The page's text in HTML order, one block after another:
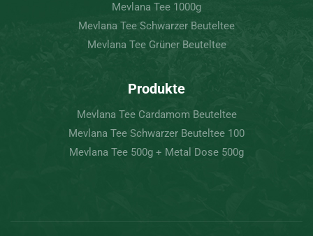
Mevlana Tee 1000g
Mevlana Tee Schwarzer Beuteltee
Mevlana Tee Grüner Beuteltee
Produkte
Mevlana Tee Cardamom Beuteltee
Mevlana Tee Schwarzer Beuteltee 100
Mevlana Tee 500g + Metal Dose 500g